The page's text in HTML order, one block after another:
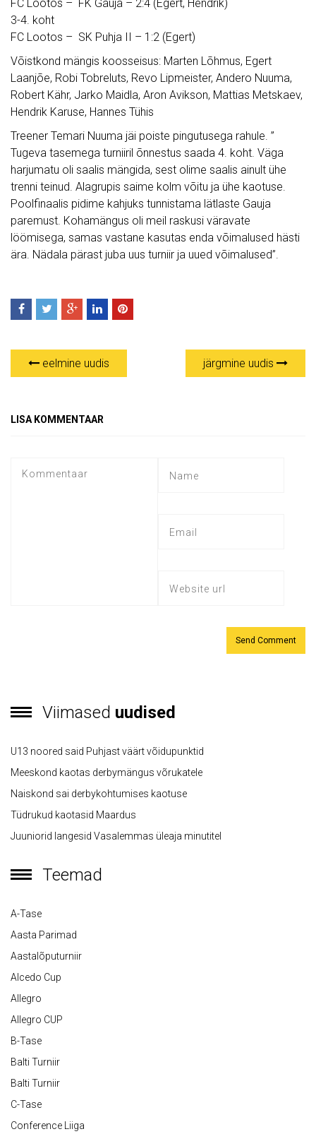
FC Lootos – FK Gauja – 2:4 (Egert, Hendrik)
3-4. koht
FC Lootos – SK Puhja II – 1:2 (Egert)
Võistkond mängis koosseisus: Marten Lõhmus, Egert
Laanjõe, Robi Tobreluts, Revo Lipmeister, Andero Nuuma,
Robert Kähr, Jarko Maidla, Aron Avikson, Mattias Metskaev,
Hendrik Karuse, Hannes Tühis
Treener Temari Nuuma jäi poiste pingutusega rahule. ”
Tugeva tasemega turniiril õnnestus saada 4. koht. Väga
harjumatu oli saalis mängida, sest olime saalis ainult ühe
trenni teinud. Alagrupis saime kolm võitu ja ühe kaotuse.
Poolfinaalis pidime kahjuks tunnistama lätlaste Gauja
paremust. Kohamängus oli meil raskusi väravate
löömisega, samas vastane kasutas enda võimalused hästi
ära. Nädala pärast juba uus turniir ja uued võimalused”.
eelmine uudis järgmine uudis
LISA KOMMENTAAR
Viimased uudised
U13 noored said Puhjast väärt võidupunktid
Meeskond kaotas derbymängus võrukatele
Naiskond sai derbykohtumises kaotuse
Tüdrukud kaotasid Maardus
Juuniorid langesid Vasalemmas üleaja minutitel
Teemad
A-Tase
Aasta Parimad
Aastalõputurniir
Alcedo Cup
Allegro
Allegro CUP
B-Tase
Balti Turniir
Balti Turniir
C-Tase
Conference Liiga